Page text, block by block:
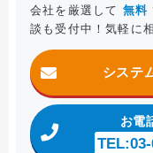
会社を厳選して 無料
談も受付中！気軽に
システ
お電